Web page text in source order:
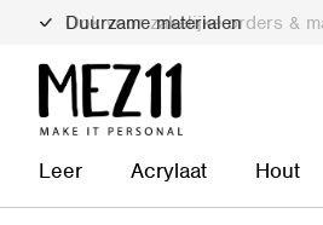
Duurzame materialen
Leer Acrylaat Hout